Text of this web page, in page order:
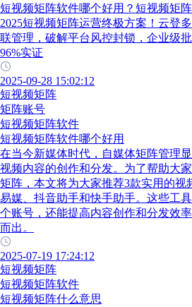
短视频矩阵软件哪个好用？短视频矩
2025短视频矩阵运营终极方案！云登
联管理，破解平台风控封锁，企业级
96%实证
2025-09-28 15:02:12
短视频矩阵
矩阵账号
短视频矩阵软件
短视频矩阵软件哪个好用
在当今新媒体时代，自媒体矩阵管理
视频内容的创作和分发。为了帮助大
矩阵，本文将为大家推荐3款实用的视
易媒、抖音助手和快手助手。这些工
个账号，还能提高内容创作和分发效
而出。
2025-07-19 17:24:12
短视频矩阵
短视频矩阵软件
短视频矩阵什么意思